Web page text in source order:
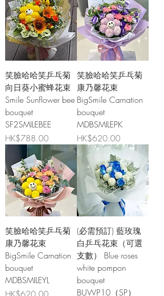
笑臉哈哈笑乒乓菊
向日葵小蜜蜂花束
Smile Sunflower bee
bouquet
SF2SMILEBEE
價格
HK$788.00
笑臉哈哈笑乒乓菊
康乃馨花束
BigSmile Carnation
bouquet
MDBSMILEPK
價格
HK$620.00
笑臉哈哈笑乒乓菊
康乃馨花束
BigSmile Carnation
bouquet
MDBSMILEYL
價格
(必需預訂) 藍玫瑰
白乒乓花束（可選
支數） Blue roses
white pompon
bouquet
BUWP10（SP）